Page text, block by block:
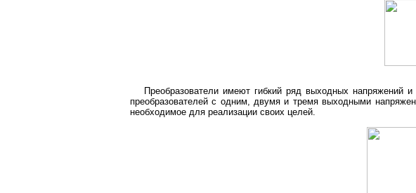
Преобразователи имеют гибкий ряд выходных
преобразователей с одним, двумя и тремя выходными
необходимое для реализации своих целей.